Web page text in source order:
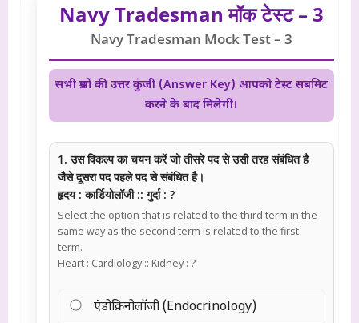
Navy Tradesman मॉक टेस्ट – 3
Navy Tradesman Mock Test – 3
सभी प्रश्नों की उत्तर कुंजी (Answer Key) आपको टेस्ट सबमिट
करने के बाद मिलेगी।
1. उस विकल्प का चयन करें जो तीसरे पद से उसी तरह संबंधित है
जैसे दूसरा पद पहले पद से संबंधित है।
हृदय : कार्डियोलॉजी :: गुर्दा : ?
Select the option that is related to the third term in the
same way as the second term is related to the first
term.
Heart : Cardiology :: Kidney : ?
एंडोक्रिनोलॉजी (Endocrinology)